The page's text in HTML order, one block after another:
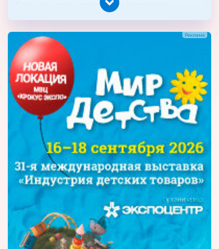
большинстве используем материалы и
комплектующие российских
из гипоаллергенных материалов. Компания
ДариМир - это отечественная торговая
марка, которая ставит перед собой задачу
одевать наших детей в стильную и
качественную российскую одежду. В наш
ассортимент входят: комбинезоны-
трансформеры, комплекты для
новорожденных, куртки, плащи, ветровки,
жилетки, пуховики, зимние комплекты для
мальчиков и девочек, полукомбинезоны и
еще многое другое, что может порадовать
малышей и их родителей. Всего более 300
наименований. Компания ДариМир
является резидентом Консорциума легкой
промышленности г. Курска и членом
Российского союза предпринимателей
легкой и текстильной промышленности.
Компания ДариМир - постоянный участник
международных и региональных выставок и
ярмарок, что подтверждают
многочисленные свидетельства и